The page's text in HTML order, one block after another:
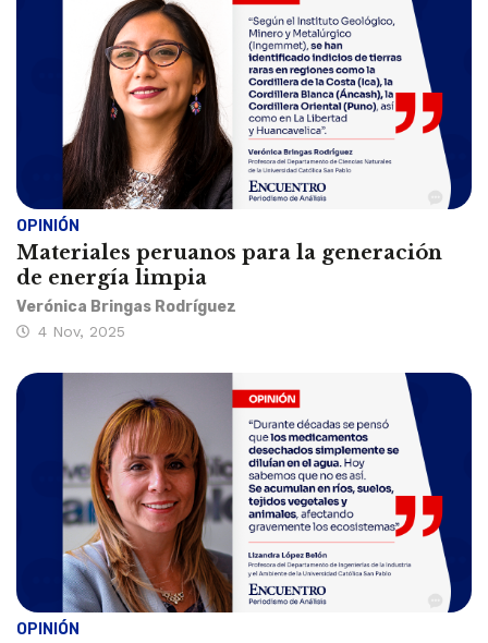
OPINIÓN
Materiales peruanos para la generación
de energía limpia
Verónica Bringas Rodríguez
4 Nov, 2025
OPINIÓN